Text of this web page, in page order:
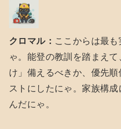
クロマル： ここからは最
ゃ。能登の教訓を踏まえ
け」備えるべきか、優先
ストにしたにゃ。家族構
んだにゃ。